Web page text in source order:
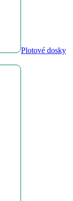
Plotové dosky